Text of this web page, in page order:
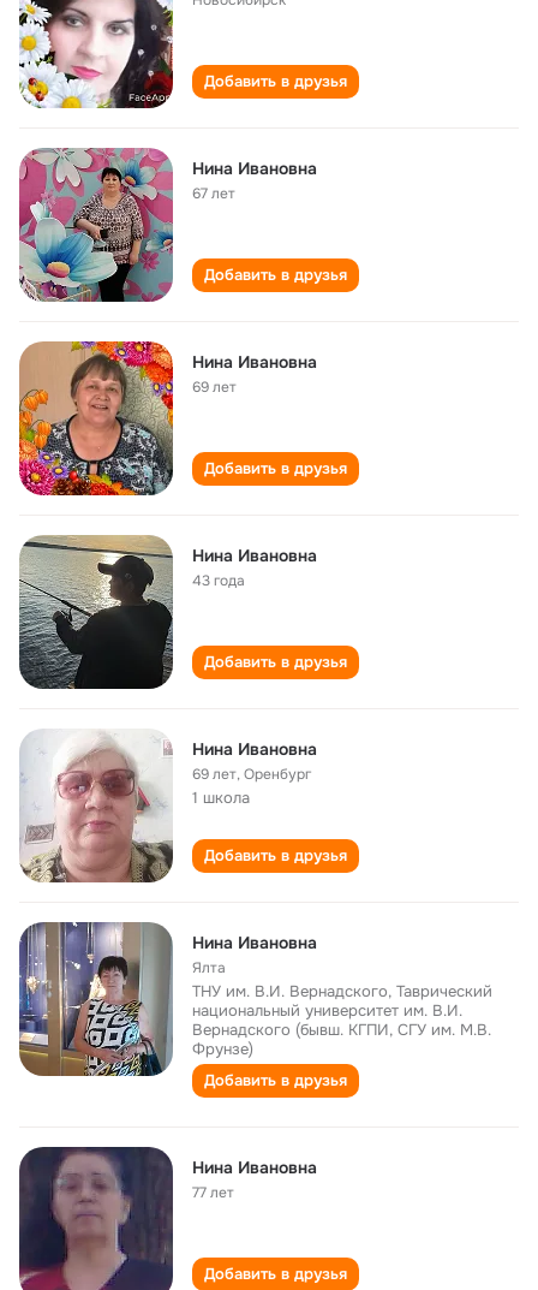
Добавить в друзья
Нина Ивановна
67 лет
Добавить в друзья
Нина Ивановна
69 лет
Добавить в друзья
Нина Ивановна
43 года
Добавить в друзья
Нина Ивановна
69 лет,Оренбург
1 школа
Добавить в друзья
Нина Ивановна
Ялта
ТНУ им. В.И. Вернадского, Таврический
национальный университет им. В.И.
Вернадского (бывш. КГПИ, СГУ им. М.В.
Фрунзе)
Добавить в друзья
Нина Ивановна
77 лет
Добавить в друзья